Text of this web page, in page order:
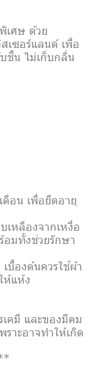
เศษ ด้วย
เซอร์แลนด์ เพื่อ
ชื้น ไม่เก็บกลิ่น
อน เพื่อยืดอายุ
เหลืองจากเหงื่อ
อมทั้งช่วยรักษา
บื้องต้นควรใช้ผ้า
ห้แห้ง
คมี และของมีคม
าะอาจทำให้เกิด